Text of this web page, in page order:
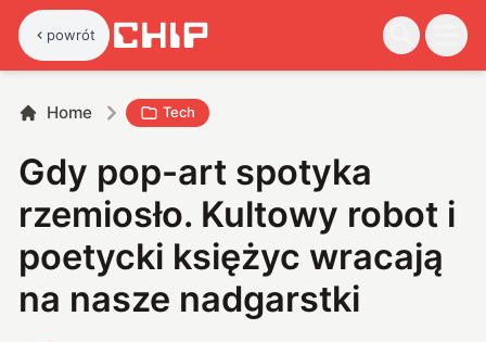
powrót
Home Tech
Gdy pop-art spotyka
rzemiosło. Kultowy robot i
poetycki księżyc wracają
na nasze nadgarstki